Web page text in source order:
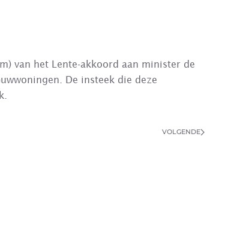
van het Lente-akkoord aan minister de
De insteek die deze
VOLGENDE